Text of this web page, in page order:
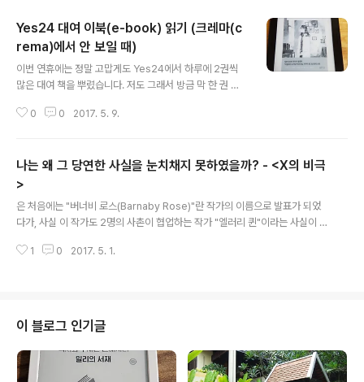
Yes24 대여 이북(e-book) 읽기 (크레마(c
rema)에서 안 보일 때)
이번 연휴에는 정말 고맙게도 Yes24에서 하루에 2권씩
많은 대여 책을 뿌렸습니다. 저도 그래서 방금 막 한 권 다
다는 분들이 종종 있으시네요.실제로 Yes24에서 대여할
가 없구요. Crema Lunar 앱을 쓰셔야 합니다. 그것도 버
전이 좀 되어야 하는 것 같은데요. 일단 제가 사용한 버전은
4.4.16 이고, 대여 책이 목록에 잘 나오고, 잘 읽고 있습니
다. 혹시 대여 책이 안 보여서 못 읽고 계셨던 분들이라면
참고 하시기 바랍니다. 감사합니다.
0 0 2017. 5. 9.
나는 왜 그 당연한 사실을 눈치채지 못하였을까? - <X의 비극
>
은 처음에는 "버너비 로스(Barnaby Rose)"란 작가의 이름으로 발표가 되었
다가, 사실 이 작가도 2명의 사촌이 협업하는 작가 "엘러리 퀸"이라는 사실이 밝
러리 퀸(Ellery Queen) / 이가형역출판 : 동서문화사 2003.01.01상세보기
고 마지막으로 까지 4부작입니다. 주인공인 도르리 레인이 연극 배우이다 보니,
은 극형식 처럼 X막 Y장 처럼 챕터가 나눠져 있습니다. ..
1 0 2017. 5. 1.
이 블로그 인기글